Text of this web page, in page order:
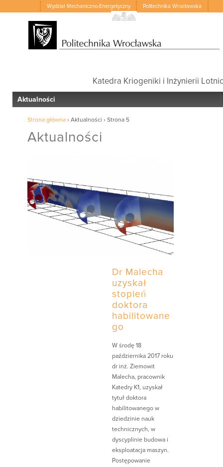
Wydział Mechaniczno-Energetyczny Politechnika Wrocławska
Katedra Kriogeniki i Inżynierii
Aktualności
Strona główna › Aktualności › Strona 5
Aktualności
Dr Malecha
uzyskał
stopień
doktora
habilitowane
go
W środę 18
października 2017 roku
dr inż. Ziemowit
Malecha, pracownik
Katedry K1, uzyskał
tytuł doktora
habilitowanego w
dziedzinie nauk
technicznych, w
dyscyplinie budowa i
eksploatacja maszyn.
Postępowanie